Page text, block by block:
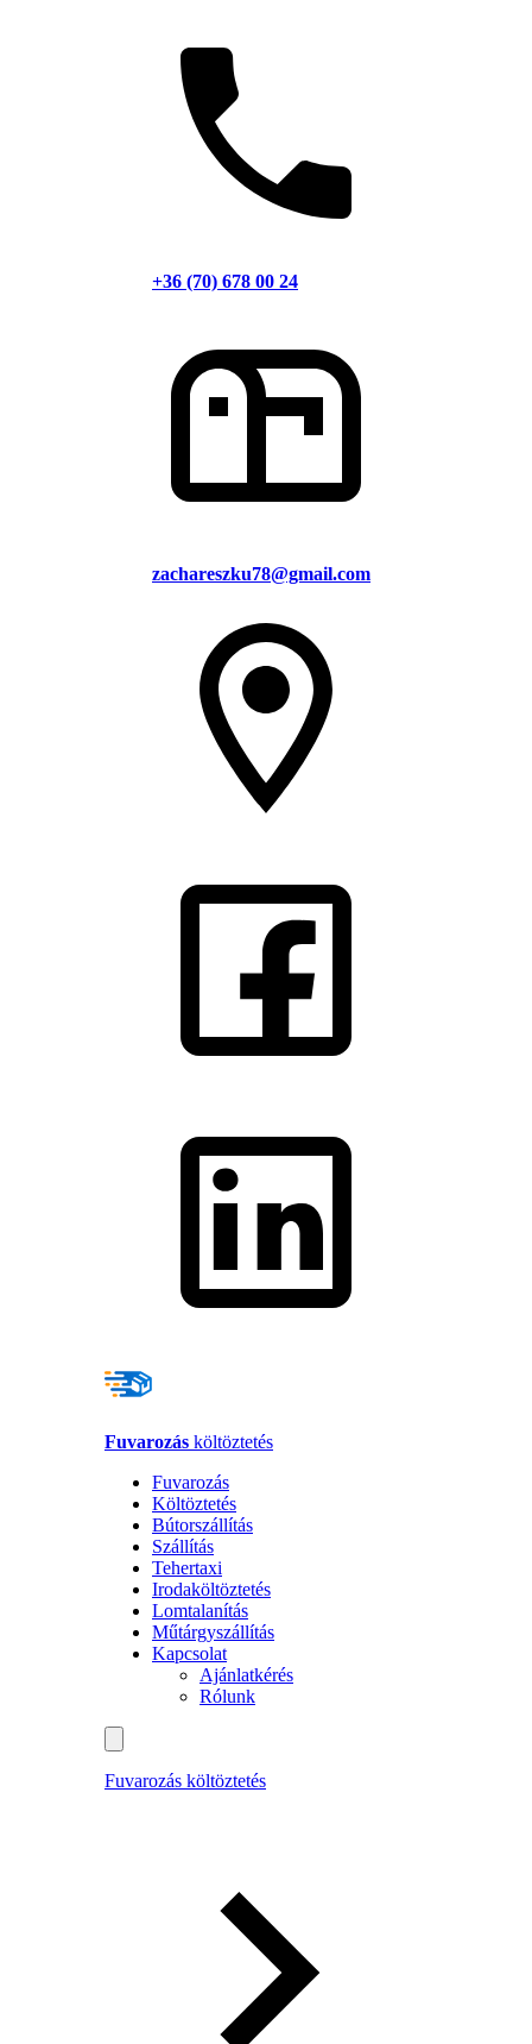
+36 (70) 678 00 24
zachareszku78@gmail.com
Fuvarozás költöztetés
Fuvarozás
Költöztetés
Bútorszállítás
Szállítás
Tehertaxi
Irodaköltöztetés
Lomtalanítás
Műtárgyszállítás
Kapcsolat
Ajánlatkérés
Rólunk
Fuvarozás költöztetés